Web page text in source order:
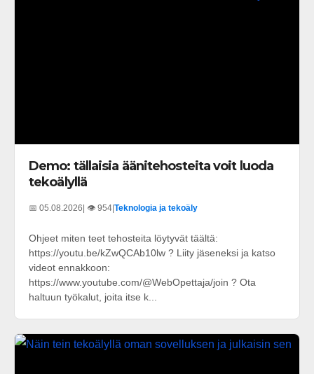
Demo: tällaisia äänitehosteita voit luoda
tekoälyllä
📅 05.08.2026 | 👁️ 954 Teknologia ja tekoäly
Ohjeet miten teet tehosteita löytyvät täältä:
https://youtu.be/kZwQCAb10lw ? Liity jäseneksi ja katso
videot ennakkoon:
https://www.youtube.com/@WebOpettaja/join ? Ota
haltuun työkalut, joita itse k...